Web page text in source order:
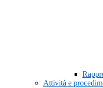
Attività e